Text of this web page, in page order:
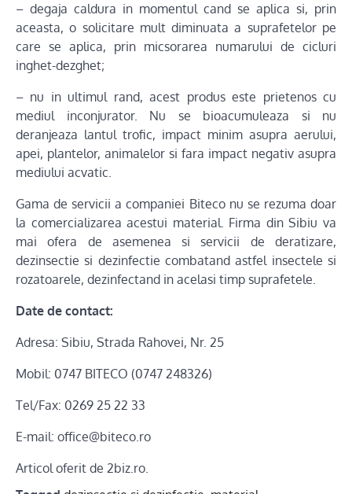
– degaja caldura in momentul cand se aplica si, prin
aceasta, o solicitare mult diminuata a suprafetelor pe
care se aplica, prin micsorarea numarului de cicluri
inghet-dezghet;
– nu in ultimul rand, acest produs este prietenos cu
mediul inconjurator. Nu se bioacumuleaza si nu
deranjeaza lantul trofic, impact minim asupra aerului,
apei, plantelor, animalelor si fara impact negativ asupra
mediului acvatic.
Gama de servicii a companiei Biteco nu se rezuma doar
la comercializarea acestui material. Firma din Sibiu va
mai ofera de asemenea si servicii de deratizare,
dezinsectie si dezinfectie combatand astfel insectele si
rozatoarele, dezinfectand in acelasi timp suprafetele.
Date de contact:
Adresa: Sibiu, Strada Rahovei, Nr. 25
Mobil: 0747 BITECO (0747 248326)
Tel/Fax: 0269 25 22 33
E-mail: office@biteco.ro
Articol oferit de 2biz.ro.